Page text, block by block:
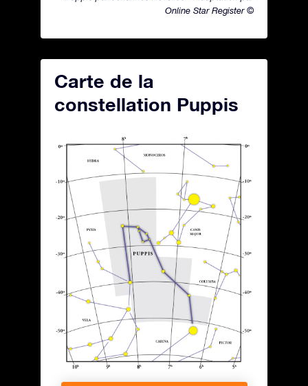
Online Star Register ©
Carte de la
constellation Puppis